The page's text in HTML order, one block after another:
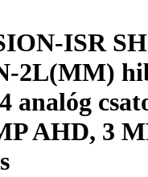
ISR
2L(MM)
analóg
AHD, 3